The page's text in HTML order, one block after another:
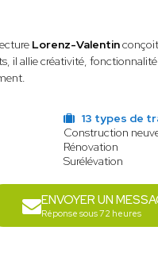
Lorenz-Valentin
il allie créativité,
13 types de
Construction
Rénovation
Surélévation
ENVOYER UN
Réponse sous 72 heures